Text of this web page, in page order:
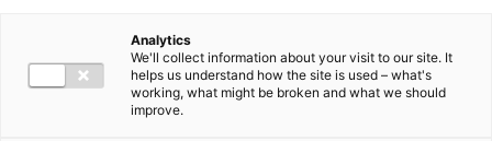
Analytics
We'll collect information about your visit to our site. It
helps us understand how the site is used – what's
working, what might be broken and what we should
improve.